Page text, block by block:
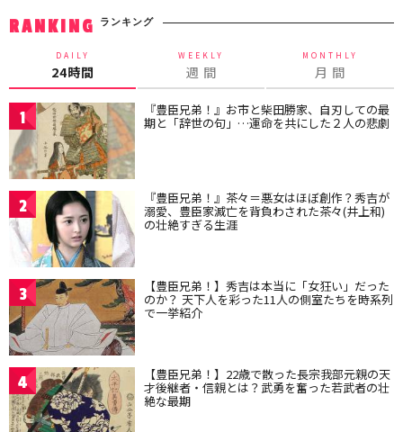
RANKING ランキング
DAILY
24時間
WEEKLY
週 間
MONTHLY
月 間
1 『豊臣兄弟！』お市と柴田勝家、自刃しての最
期と「辞世の句」…運命を共にした２人の悲劇
2 『豊臣兄弟！』茶々＝悪女はほぼ創作？秀吉が
溺愛、豊臣家滅亡を背負わされた茶々(井上和)
の壮絶すぎる生涯
3 【豊臣兄弟！】秀吉は本当に「女狂い」だった
のか？ 天下人を彩った11人の側室たちを時系列
で一挙紹介
4 【豊臣兄弟！】22歳で散った長宗我部元親の天
才後継者・信親とは？武勇を奮った若武者の壮
絶な最期